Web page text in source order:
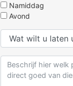
Namiddag
Avond